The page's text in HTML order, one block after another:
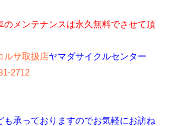
のメンテナンスは永久無料でさせて頂
ルサ取扱店ヤマダサイクルセンター
2712
も承っておりますのでお気軽にお訪ね